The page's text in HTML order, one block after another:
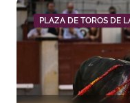
PLAZA DE TOROS DE